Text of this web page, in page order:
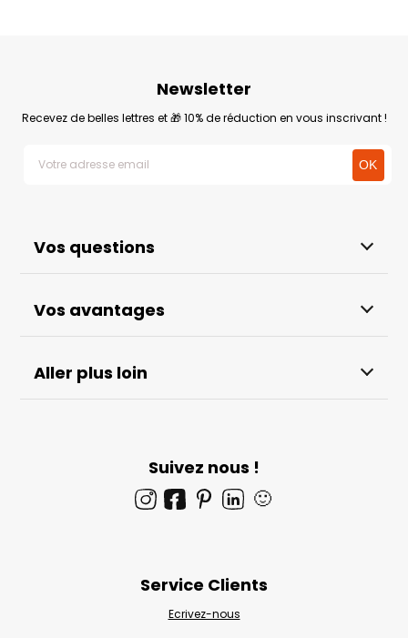
Vos questions
Vos avantages
Aller plus loin
Newsletter
Recevez de belles lettres et 🎁 10% de réduction en vous inscrivant !
Suivez nous !
🙂
Service Clients
Ecrivez-nous